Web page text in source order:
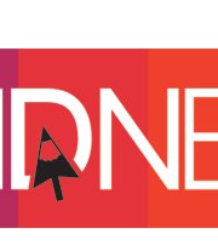
DESIGN